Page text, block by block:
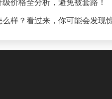
价格全分析，避免被套路！
样？看过来，你可能会发现